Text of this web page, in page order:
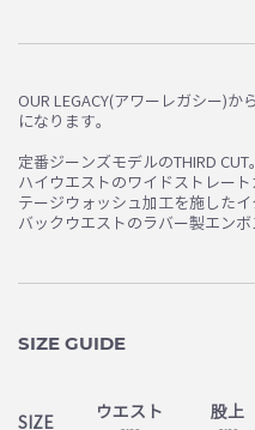
OUR LEGACY(アワーレガシー)か
になります。
定番ジーンズモデルのTHIRD CUT。
ハイウエストのワイドストレー
テージウォッシュ加工を施したイ
バックウエストのラバー製エンボ
SIZE GUIDE
SIZE
ウエスト
股上
お買い物を続け